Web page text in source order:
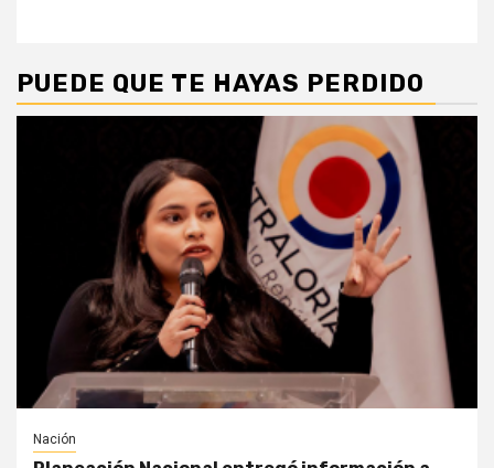
PUEDE QUE TE HAYAS PERDIDO
Nación